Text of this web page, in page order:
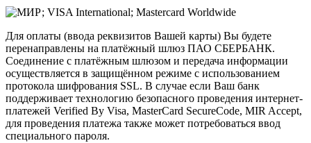
Для оплаты (ввода реквизитов Вашей карты) Вы будете
перенаправлены на платёжный шлюз ПАО СБЕРБАНК.
Соединение с платёжным шлюзом и передача информации
осуществляется в защищённом режиме с использованием
протокола шифрования SSL. В случае если Ваш банк
поддерживает технологию безопасного проведения интернет-
платежей Verified By Visa, MasterCard SecureCode, MIR Accept,
для проведения платежа также может потребоваться ввод
специального пароля.